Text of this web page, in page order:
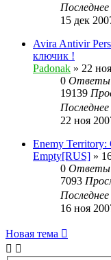
15 дек
Avira Antivir
ключик !
Padonak » 22
0 Ответы
19139
22 ноя
Enemy Territory:
Empty[RUS] »
0 Ответы
7093
16 ноя
Новая тема